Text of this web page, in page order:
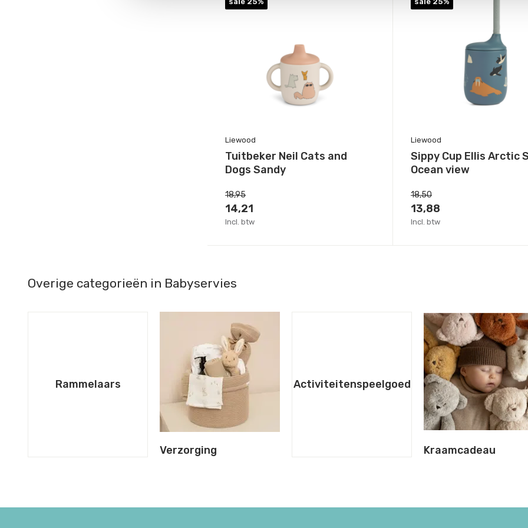
Liewood
Tuitbeker Neil Cats and
Dogs Sandy
18,95
14,21
Incl. btw
Liewood
Sippy Cup Ellis Arctic
Ocean view
18,50
13,88
Incl. btw
Overige categorieën in Babyservies
Rammelaars
Verzorging
Activiteitenspeelgoed
Kraamcadeau